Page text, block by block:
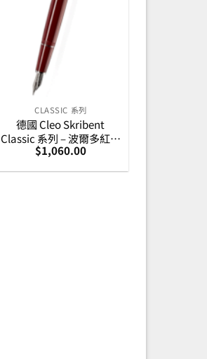
CLASSIC 系列
德國 Cleo Skribent
Classic 系列 – 波爾多紅銀
夾墨水筆 (24093-95)
$1,060.00